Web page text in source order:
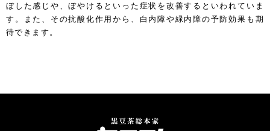
ぼした感じや、ぼやけるといった症状を改善するといわれていま
す。また、その抗酸化作用から、白内障や緑内障の予防効果も期
待できます。